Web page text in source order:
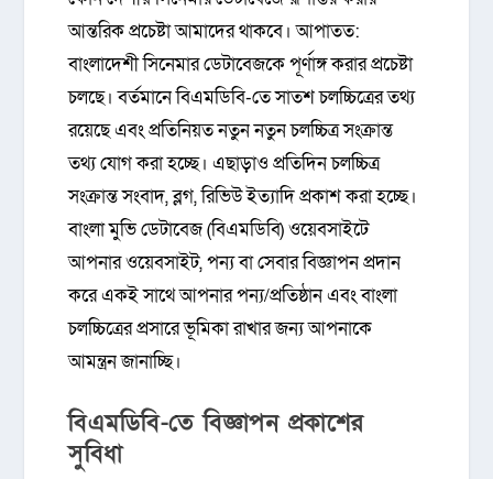
আন্তরিক প্রচেষ্টা আমাদের থাকবে। আপাতত:
বাংলাদেশী সিনেমার ডেটাবেজকে পূর্ণাঙ্গ করার প্রচেষ্টা
চলছে। বর্তমানে বিএমডিবি-তে সাতশ চলচ্চিত্রের তথ্য
রয়েছে এবং প্রতিনিয়ত নতুন নতুন চলচ্চিত্র সংক্রান্ত
তথ্য যোগ করা হচ্ছে। এছাড়াও প্রতিদিন চলচ্চিত্র
সংক্রান্ত সংবাদ, ব্লগ, রিভিউ ইত্যাদি প্রকাশ করা হচ্ছে।
বাংলা মুভি ডেটাবেজ (বিএমডিবি) ওয়েবসাইটে
আপনার ওয়েবসাইট, পন্য বা সেবার বিজ্ঞাপন প্রদান
করে একই সাথে আপনার পন্য/প্রতিষ্ঠান এবং বাংলা
চলচ্চিত্রের প্রসারে ভূমিকা রাখার জন্য আপনাকে
আমন্ত্রন জানাচ্ছি।
বিএমডিবি-তে বিজ্ঞাপন প্রকাশের
সুবিধা